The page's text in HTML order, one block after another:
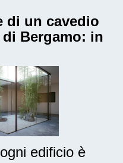
di un cavedio
Bergamo: in
edificio è